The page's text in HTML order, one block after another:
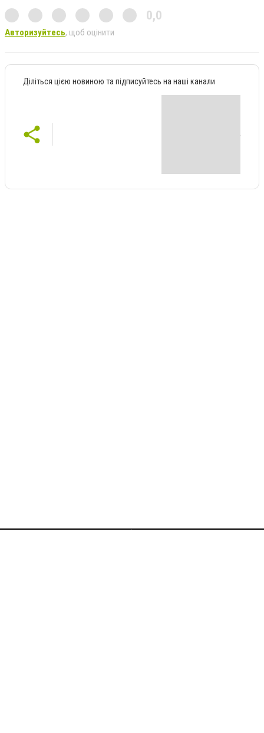
0,0
Авторизуйтесь, щоб оцінити
Діліться цією новиною та підписуйтесь на наші канали